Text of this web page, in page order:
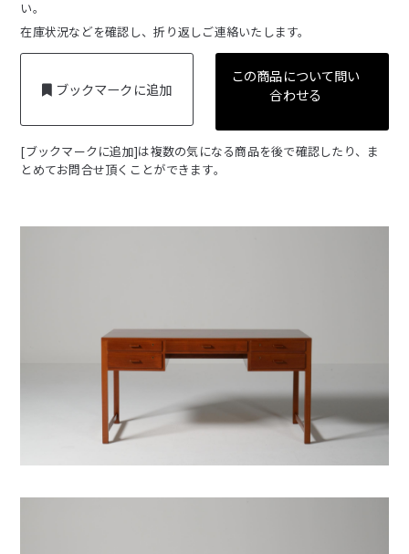
い。
在庫状況などを確認し、折り返しご連絡いたします。
ブックマークに追加
この商品について問い
合わせる
[ブックマークに追加]は複数の気になる商品を後で確認したり、ま
とめてお問合せ頂くことができます。